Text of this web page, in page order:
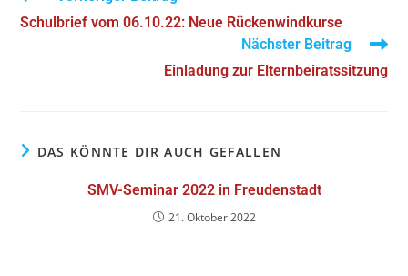
Schulbrief vom 06.10.22: Neue Rückenwindkurse
Nächster Beitrag
Einladung zur Elternbeiratssitzung
DAS KÖNNTE DIR AUCH GEFALLEN
SMV-Seminar 2022 in Freudenstadt
21. Oktober 2022